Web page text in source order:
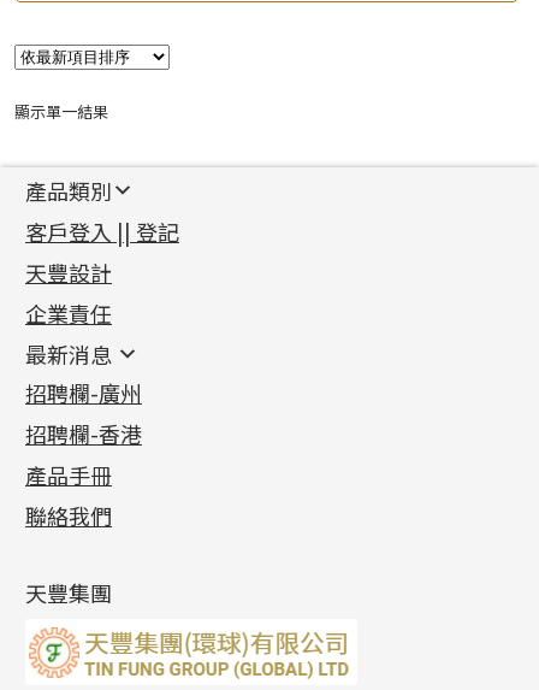
顯示單一結果
產品類別
新產品
足金系列
足金配件
機織鏈系列
珠仔鏈
镶口链
管狀網鏈
十字車花鏈系列
十字閃O鏈系列
十字錘打鏈系列
側身車花鏈系列
側身鏈系列
雙十字鏈系列
水波鏈系列
蛇骨鏈系列
鏈尾系列
首飾配件
耳環類配件
卷迫系列
螺絲迫系列
梅花迫系列
平臺迫系列
綫拍系列
美拍系列
耳環扣系列
耳綫/耳鈎系列
耳環爪頭
耳環
鏈類配件
動感車花吊墜
調節珠系列
生圈扣系列
龍蝦扣系列
鴨俐制系列
字母吊墜
相盒吊墜
項鏈吊墜
生肖吊墜
其他類配件
珠盤系列
袖口鈕系列
焊片及鐳射綫
空心車花管
珠類配件
無孔光身珠
空心光身珠
無孔批花珠
鑲口類
四爪頭系列
六爪頭系列
車花片
動感車花片
鑲口戒指
鑲口手鏈系列
首飾系列
手镯系列
戒指系列
空心耳環
空心车花管首饰链
空心手鐲系列
貴金屬原料
千足金
記憶金屬系列
記憶戒指
拉簧珠珠手鏈
記憶鈦手鐲
客戶登入 || 登記
天豐設計
企業責任
最新消息
最新消息
各項證書(2)
相片集(9)
展覽會資訊
最新產品資訊
招聘欄-廣州
招聘欄-香港
產品手冊
聯絡我們
天豐集團